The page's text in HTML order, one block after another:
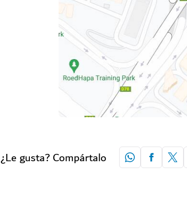
¿Le gusta? Compártalo